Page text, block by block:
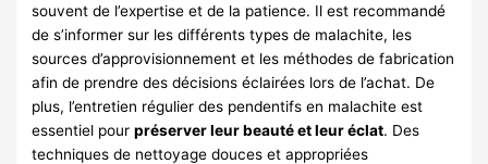
souvent de l’expertise et de la patience. Il est recommandé
de s’informer sur les différents types de malachite, les
sources d’approvisionnement et les méthodes de fabrication
afin de prendre des décisions éclairées lors de l’achat. De
plus, l’entretien régulier des pendentifs en malachite est
essentiel pourpréserver leur beauté et leur éclat. Des
techniques de nettoyage douces et appropriées